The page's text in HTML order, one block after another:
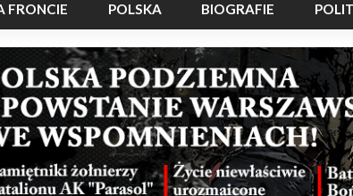
FRONCIE POLSKA BIOGRAFIE